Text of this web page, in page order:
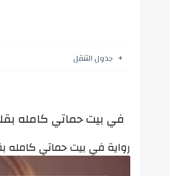
جدول التنقل
في بيت حماتي كامله
رواية في بيت حماتي كامله